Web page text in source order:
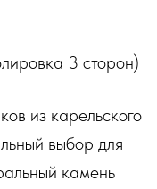
3 сторон)
из карельского
выбор для
камень